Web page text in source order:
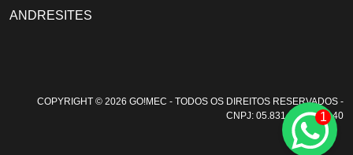
ANDRESITES
COPYRIGHT © 2026 GO!MEC - TODOS OS DIREITOS RESERVADOS -
CNPJ: 05.831.108/0001-40
1